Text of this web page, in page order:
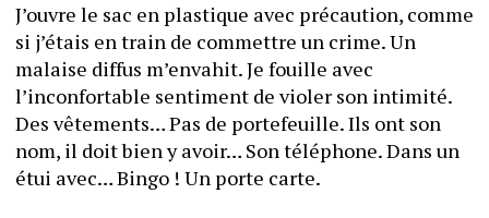
J’ouvre le sac en plastique avec précaution, comme
si j’étais en train de commettre un crime. Un
malaise diffus m’envahit. Je fouille avec
l’inconfortable sentiment de violer son intimité.
Des vêtements… Pas de portefeuille. Ils ont son
nom, il doit bien y avoir… Son téléphone. Dans un